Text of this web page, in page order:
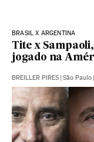
BRASIL X ARGENTINA
Tite x
jogado na
BREILLER PIRES | São Paulo |